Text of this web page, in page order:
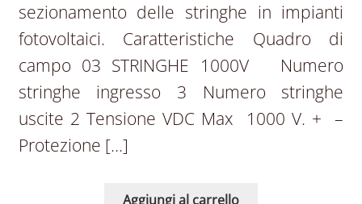
sezionamento delle stringhe in impianti
fotovoltaici. Caratteristiche Quadro di
campo 03 STRINGHE 1000V Numero
stringhe ingresso 3 Numero stringhe
uscite 2 Tensione VDC Max 1000 V. + –
Protezione […]
Aggiungi al carrello